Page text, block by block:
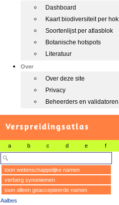
Dashboard
Kaart biodiversiteit per hok
Soortenlijst per atlasblok
Botanische hotspots
Literatuur
Over
Over deze site
Privacy
Beheerders en validatoren
Verspreidingsatlas
a b c d e f
toon wetenschappelijke namen
verberg synoniemen
toon alleen geaccepteerde namen
Aalbes